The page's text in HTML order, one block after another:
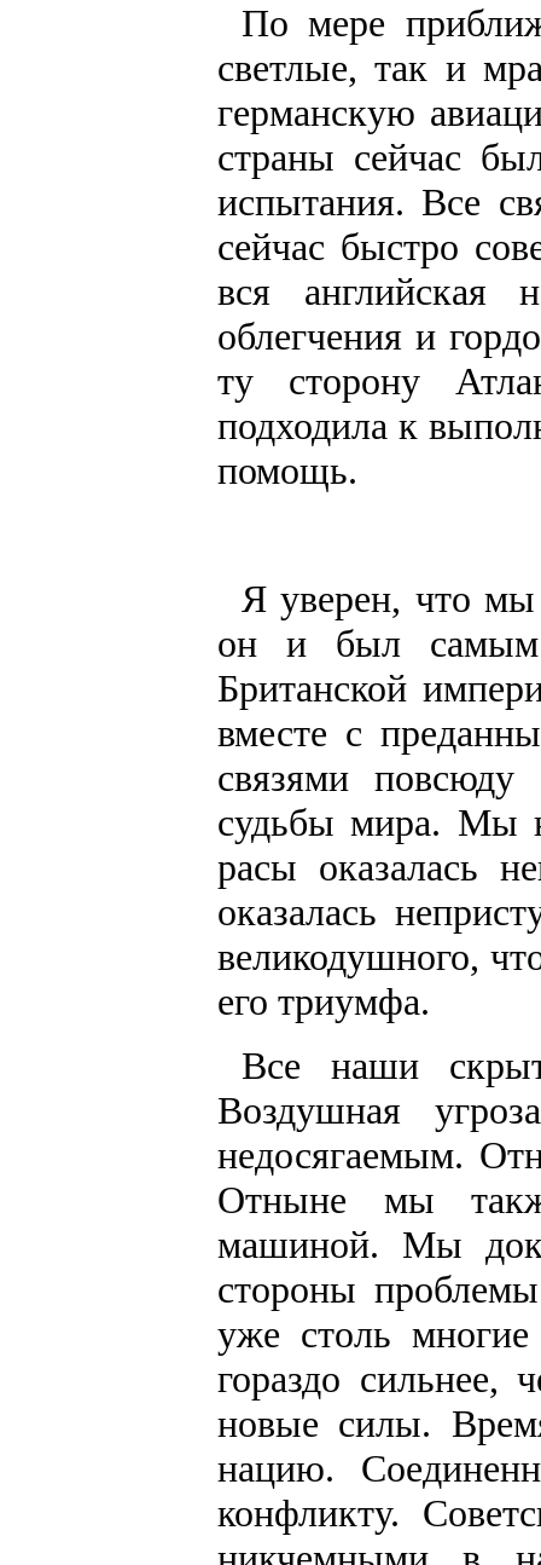
По мере
светлые, так и
германскую
страны сейчас
испытания. Все
сейчас быстро
вся английская
облегчения и
ту сторону
подходила к
помощь.
Я уверен, что
он и был самым
Британской
вместе с
связями
судьбы мира. Мы
расы оказалась
оказалась
великодушного,
его триумфа.
Все наши
Воздушная
недосягаемым.
Отныне мы
машиной. Мы
стороны
уже столь
гораздо
новые силы.
нацию.
конфликту.